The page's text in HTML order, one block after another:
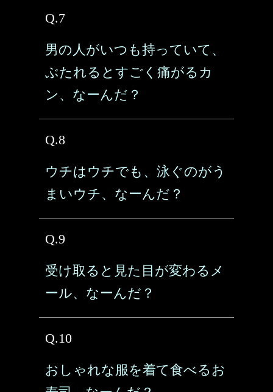
Q.7
男の人がいつも持っていて、
ぶたれるとすごく痛がるカ
ン、なーんだ？
Q.8
ウチはウチでも、泳ぐのがう
まいウチ、なーんだ？
Q.9
受け取ると見た目が変わるメ
ール、なーんだ？
Q.10
おしゃれな服を着て食べるお